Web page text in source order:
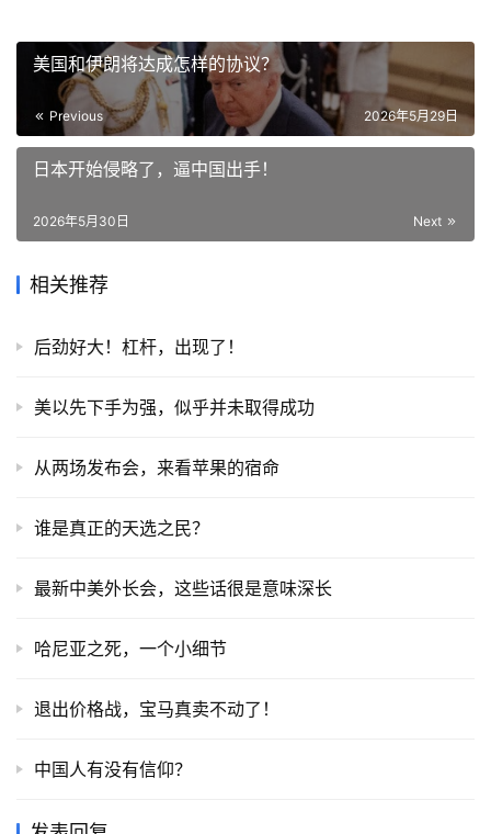
美国和伊朗将达成怎样的协议？
Previous 2026年5月29日
日本开始侵略了，逼中国出手！
Next
2026年5月30日
相关推荐
后劲好大！杠杆，出现了！
美以先下手为强，似乎并未取得成功
从两场发布会，来看苹果的宿命
谁是真正的天选之民？
最新中美外长会，这些话很是意味深长
哈尼亚之死，一个小细节
退出价格战，宝马真卖不动了！
中国人有没有信仰？